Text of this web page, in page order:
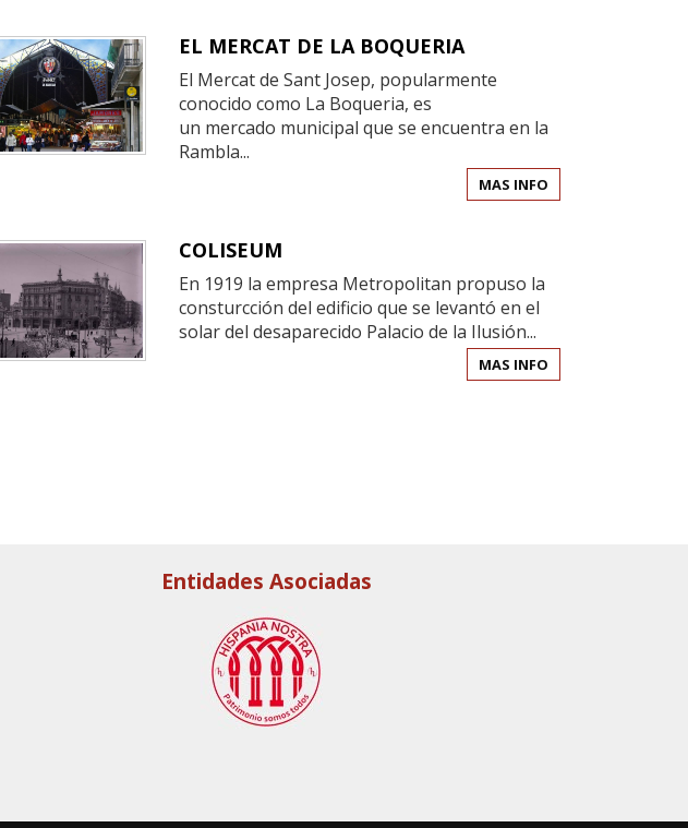
EL MERCAT DE LA BOQUERIA
El Mercat de Sant Josep, popularmente
conocido como La Boqueria, es
un mercado municipal que se encuentra en la
Rambla...
MAS INFO
COLISEUM
En 1919 la empresa Metropolitan propuso la
consturcción del edificio que se levantó en el
solar del desaparecido Palacio de la Ilusión...
MAS INFO
Entidades Asociadas